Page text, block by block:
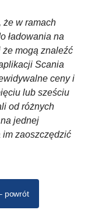
że w ramach
ładowania na
mogą znaleźć
Scania
ceny i
lub sześciu
od różnych
jednej
im zaoszczędzić
powrót